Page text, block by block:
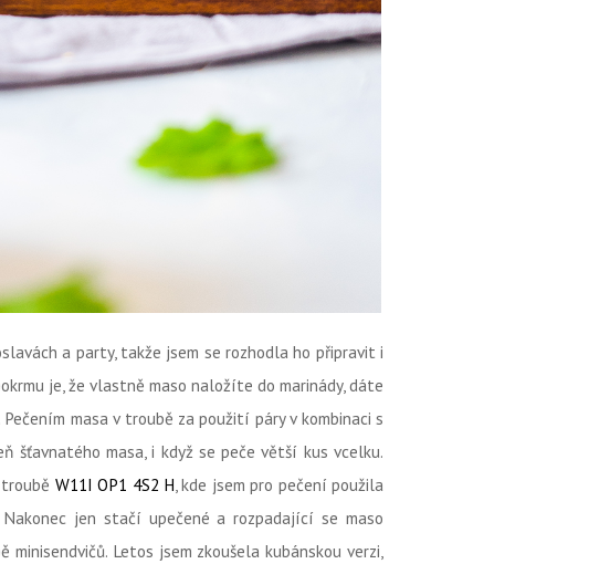
a party, takže jsem se rozhodla ho připravit i
je, že vlastně maso naložíte do marinády, dáte
masa v troubě za použití páry v kombinaci s
šťavnatého masa, i když se peče větší kus vcelku.
W11I OP1 4S2 H, kde jsem pro pečení použila
jen stačí upečené a rozpadající se maso
Letos jsem zkoušela kubánskou verzi,